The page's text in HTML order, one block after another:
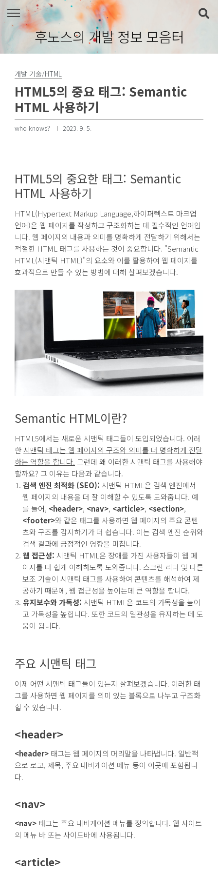
본문 바로가기
후노스의 개발 정보 모음터
개발 기술/HTML
HTML5의 중요 태그: Semantic
HTML 사용하기
who knows? 2023. 9. 5.
HTML5의 중요한 태그: Semantic
HTML 사용하기
HTML(Hypertext Markup Language,하이퍼텍스트 마크업
언어)은 웹 페이지를 작성하고 구조화하는 데 필수적인 언어입
니다. 웹 페이지의 내용과 의미를 명확하게 전달하기 위해서는
적절한 HTML 태그를 사용하는 것이 중요합니다. "Semantic
HTML(시맨틱 HTML)"의 요소와 이를 활용하여 웹 페이지를
효과적으로 만들 수 있는 방법에 대해 살펴보겠습니다.
Semantic HTML이란?
HTML5에서는 새로운 시맨틱 태그들이 도입되었습니다. 이러
한시맨틱 태그는 웹 페이지의 구조와 의미를 더 명확하게 전달
하는 역할을 합니다. 그런데 왜 이러한 시맨틱 태그를 사용해야
할까요? 그 이유는 다음과 같습니다.
검색 엔진 최적화 (SEO): 시맨틱 HTML은 검색 엔진에서
웹 페이지의 내용을 더 잘 이해할 수 있도록 도와줍니다. 예
를 들어, <header>, <nav>, <article>, <section>,
<footer>와 같은 태그를 사용하면 웹 페이지의 주요 콘텐
츠와 구조를 감지하기가 더 쉽습니다. 이는 검색 엔진 순위와
검색 결과에 긍정적인 영향을 미칩니다.
웹 접근성: 시맨틱 HTML은 장애를 가진 사용자들이 웹 페
이지를 더 쉽게 이해하도록 도와줍니다. 스크린 리더 및 다른
보조 기술이 시맨틱 태그를 사용하여 콘텐츠를 해석하여 제
공하기 때문에, 웹 접근성을 높이는데 큰 역할을 합니다.
유지보수와 가독성: 시맨틱 HTML은 코드의 가독성을 높이
고 가독성을 높힙니다. 또한 코드의 일관성을 유지하는 데 도
움이 됩니다.
주요 시맨틱 태그
이제 어떤 시맨틱 태그들이 있는지 살펴보겠습니다. 이러한 태
그를 사용하면 웹 페이지를 의미 있는 블록으로 나누고 구조화
할 수 있습니다.
<header>
<header> 태그는 웹 페이지의 머리말을 나타냅니다. 일반적
으로 로고, 제목, 주요 내비게이션 메뉴 등이 이곳에 포함됩니
다.
<nav>
<nav> 태그는 주요 내비게이션 메뉴를 정의합니다. 웹 사이트
의 메뉴 바 또는 사이드바에 사용됩니다.
<article>